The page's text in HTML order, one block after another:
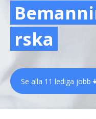
rska
Se alla 11 lediga jobb